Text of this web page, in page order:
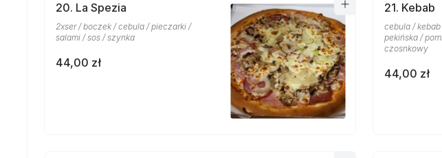
20. La Spezia
2xser / boczek / cebula / pieczarki /
salami / sos / szynka
44,00 zł
21. Kebab
cebula /
pekińska /
czosnkowy
44,00 zł